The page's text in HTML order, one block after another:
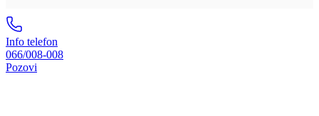
Info telefon
066/008-008
Pozovi